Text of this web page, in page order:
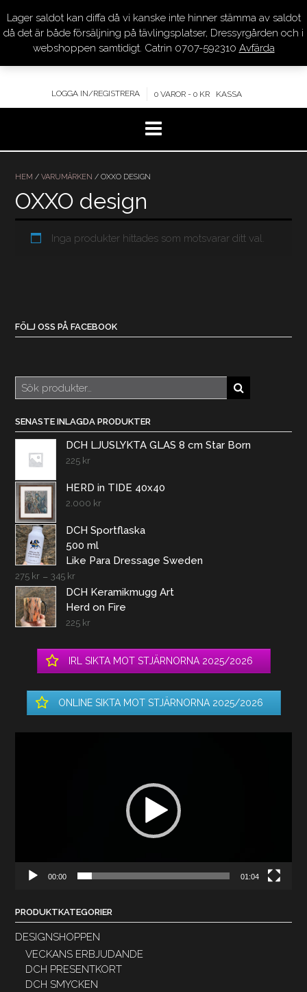
innehåll
DRESSYR.COM
KVALITET – KOMPETENS – SERVICE
LOGGA IN/REGISTRERA 0 VAROR - 0 KR KASSA
HEM / VARUMÄRKEN / OXXO DESIGN
OXXO design
Inga produkter hittades som motsvarar ditt val.
FÖLJ OSS PÅ FACEBOOK
Sök
efter:
SENASTE INLAGDA PRODUKTER
DCH LJUSLYKTA GLAS 8 cm Star Born
225 kr
HERD in TIDE 40x40
2.000 kr
DCH Sportflaska
500 ml
Like Para Dressage Sweden
275 kr – 345 kr
DCH Keramikmugg Art
Herd on Fire
225 kr
IRL SIKTA MOT STJÄRNORNA 2025/2026
ONLINE SIKTA MOT STJÄRNORNA 2025/2026
00:00 01:04
PRODUKTKATEGORIER
DESIGNSHOPPEN
VECKANS ERBJUDANDE
DCH PRESENTKORT
DCH SMYCKEN
Lager saldot kan diffa då vi kanske inte hinner stämma av saldot
då det är både försäljning på tävlingsplatser, Dressyrgården och i
webshoppen samtidigt. Catrin 0707-592310 Avfärda